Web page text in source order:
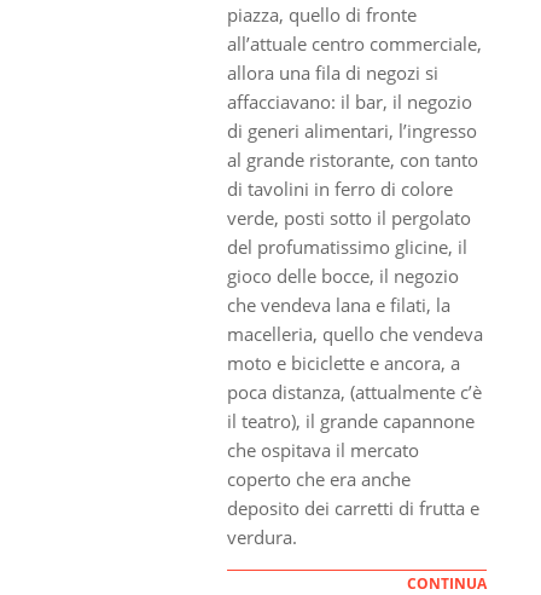
piazza, quello di fronte
all’attuale centro commerciale,
allora una fila di negozi si
affacciavano: il bar, il negozio
di generi alimentari, l’ingresso
al grande ristorante, con tanto
di tavolini in ferro di colore
verde, posti sotto il pergolato
del profumatissimo glicine, il
gioco delle bocce, il negozio
che vendeva lana e filati, la
macelleria, quello che vendeva
moto e biciclette e ancora, a
poca distanza, (attualmente c’è
il teatro), il grande capannone
che ospitava il mercato
coperto che era anche
deposito dei carretti di frutta e
verdura.
CONTINUA